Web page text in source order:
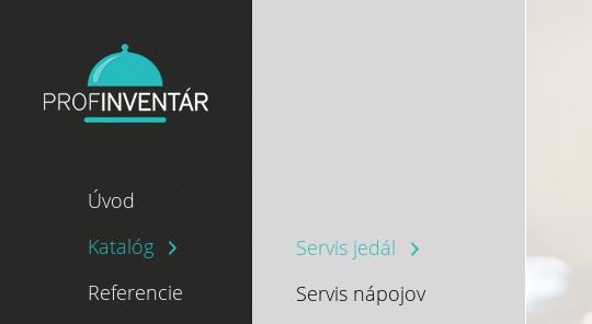
Úvod
Katalóg
Referencie
Servis jedál
Servis nápojov